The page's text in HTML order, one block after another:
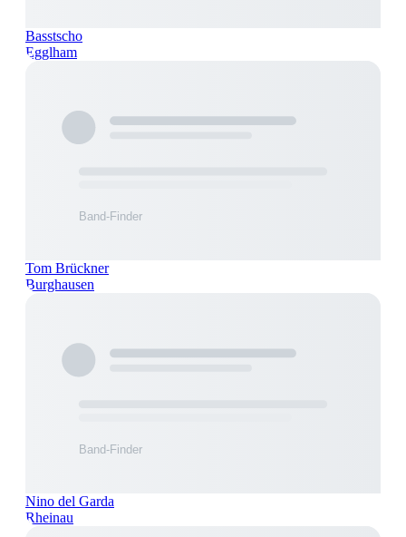
Basstscho
Egglham
Tom Brückner
Burghausen
Nino del Garda
Rheinau